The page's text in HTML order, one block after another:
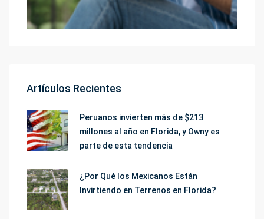
Artículos Recientes
Peruanos invierten más de $213
millones al año en Florida, y Owny es
parte de esta tendencia
¿Por Qué los Mexicanos Están
Invirtiendo en Terrenos en Florida?